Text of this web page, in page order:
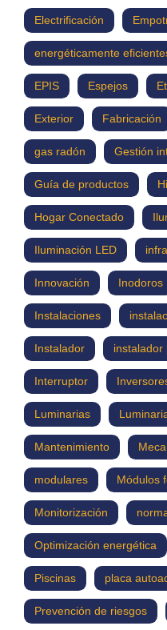
Electrificación
energéticamente
EPIS Espejos
Exterior Fabricación
gas radón Gestión
Guía de productos
Hogar Conectado
Iluminación LED
Innovación Inodoros
Instalaciones
Instalador instalador
Interruptor
Luminarias
Mantenimiento
modulares Módulos
Monitorización
Optimización energética
Piscinas placa
Prevención de riesgos